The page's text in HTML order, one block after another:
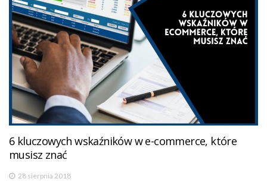
6 kluczowych wskaźników w e-commerce, które
musisz znać
28 sierpnia 2018